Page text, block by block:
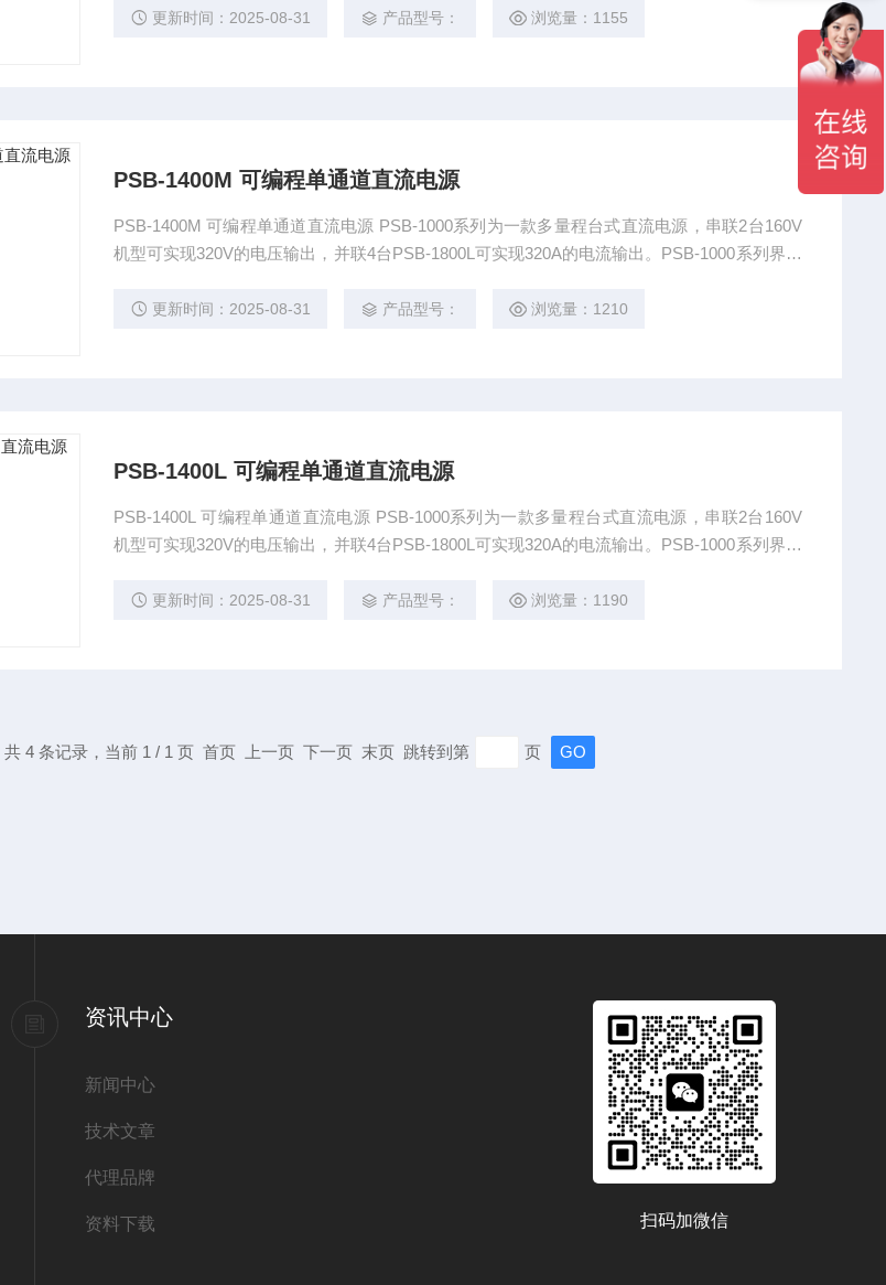
结果。运用功能键、数字键和快速键可以轻松完成相关设定。
更新时间：2025-08-31 产品型号： 浏览量：1155
PSB-1400M 可编程单通道直流电源
PSB-1400M 可编程单通道直流电源 PSB-1000系列为一款多量程台式直流电源，串联2台160V
机型可实现320V的电压输出，并联4台PSB-1800L可实现320A的电流输出。PSB-1000系列界面
结果。运用功能键、数字键和快速键可以轻松完成相关设定。
更新时间：2025-08-31 产品型号： 浏览量：1210
PSB-1400L 可编程单通道直流电源
PSB-1400L 可编程单通道直流电源 PSB-1000系列为一款多量程台式直流电源，串联2台160V
机型可实现320V的电压输出，并联4台PSB-1800L可实现320A的电流输出。PSB-1000系列界面
结果。运用功能键、数字键和快速键可以轻松完成相关设定。
更新时间：2025-08-31 产品型号： 浏览量：1190
共 4 条记录，当前 1 / 1 页 首页 上一页 下一页 末页 跳转到第 页
资讯中心
新闻中心
技术文章
代理品牌
资料下载 扫码加微信